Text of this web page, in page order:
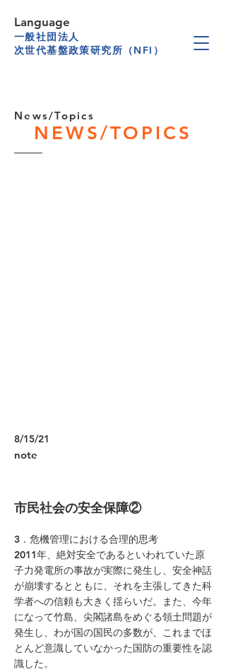
一般社団法人
次世代基盤政策研究所（NFI）
Language
News/Topics
NEWS/TOPICS
8/15/21
note
市民社会の安全保障②
3．危機管理における合理的思考
2011年、絶対安全であるといわれていた原
子力発電所の事故が実際に発生し、安全神話
が崩壊するとともに、それを主張してきた科
学者への信頼も大きく揺らいだ。また、今年
になって竹島、尖閣諸島をめぐる領土問題が
発生し、わが国の国民の多数が、これまでほ
とんど意識していなかった国防の重要性を認
識した。